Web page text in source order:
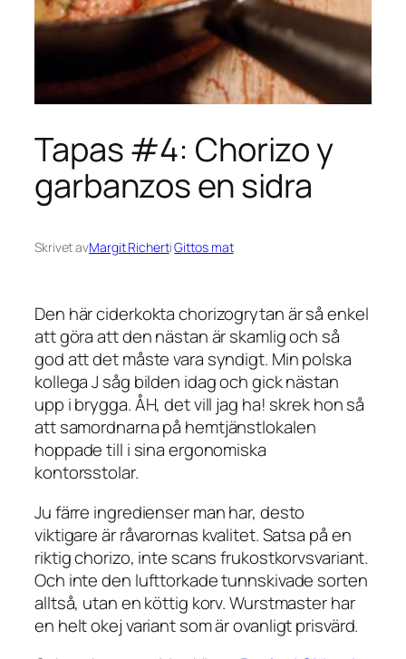
Tapas #4: Chorizo y
garbanzos en sidra
Skrivet avMargit RichertiGittos mat
Den här ciderkokta chorizogrytan är så enkel
att göra att den nästan är skamlig och så
god att det måste vara syndigt. Min polska
kollega J såg bilden idag och gick nästan
upp i brygga. ÅH, det vill jag ha! skrek hon så
att samordnarna på hemtjänstlokalen
hoppade till i sina ergonomiska
kontorsstolar.
Ju färre ingredienser man har, desto
viktigare är råvarornas kvalitet. Satsa på en
riktig chorizo, inte scans frukostkorvsvariant.
Och inte den lufttorkade tunnskivade sorten
alltså, utan en köttig korv. Wurstmaster har
en helt okej variant som är ovanligt prisvärd.